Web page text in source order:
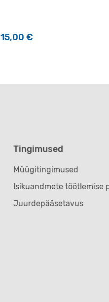
15,00 €
Tingimused
Müügitingimused
Isikuandmete töötlemise
Juurdepääsetavus